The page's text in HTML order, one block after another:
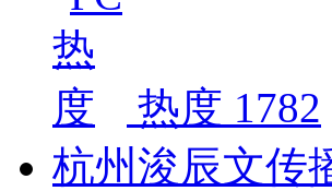
热度 1782
杭州浚辰文传